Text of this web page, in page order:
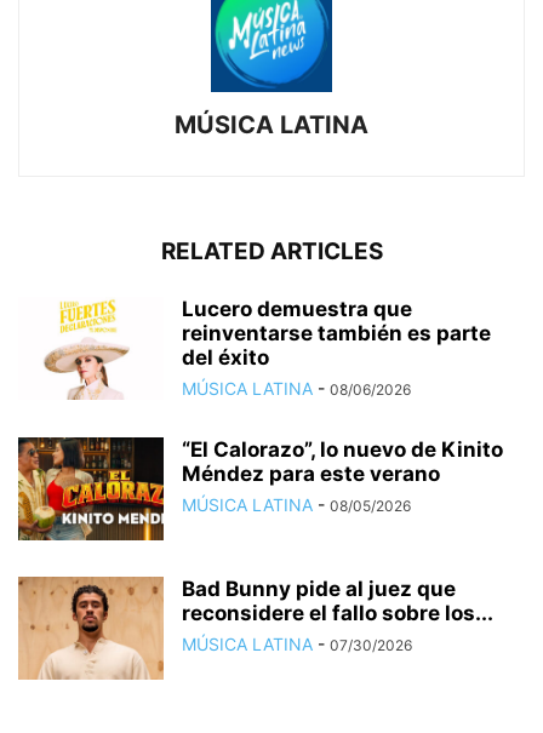
MÚSICA LATINA
RELATED ARTICLES
Lucero demuestra que
reinventarse también es parte
del éxito
MÚSICA LATINA - 08/06/2026
“El Calorazo”, lo nuevo de Kinito
Méndez para este verano
MÚSICA LATINA - 08/05/2026
Bad Bunny pide al juez que
reconsidere el fallo sobre los...
MÚSICA LATINA - 07/30/2026